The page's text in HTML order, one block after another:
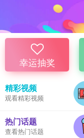
幸运抽奖
精彩视频
观看精彩视频
热门话题
查看热门话题